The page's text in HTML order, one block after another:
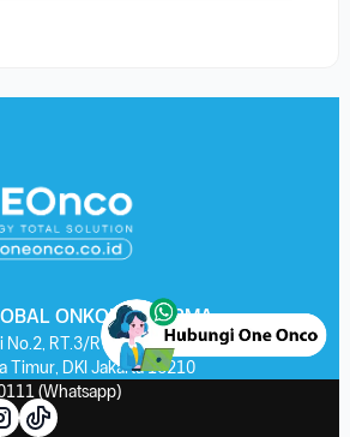
ONKOLAB FARMA
RT.3/RW.13, Kayu Putih, Kec. Pulo
Timur, DKI Jakarta 13210
(Whatsapp)